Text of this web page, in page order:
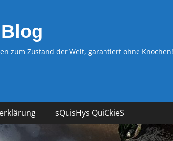
zum Zustand der Welt, garantiert ohne Knochen!
sQuisHys QuiCkieS